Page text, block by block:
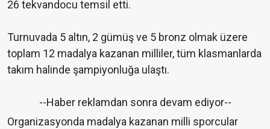
26 tekvandocu temsil etti.
Turnuvada 5 altın, 2 gümüş ve 5 bronz olmak üzere
toplam 12 madalya kazanan milliler, tüm klasmanlarda
takım halinde şampiyonluğa ulaştı.
--Haber reklamdan sonra devam ediyor--
Organizasyonda madalya kazanan milli sporcular